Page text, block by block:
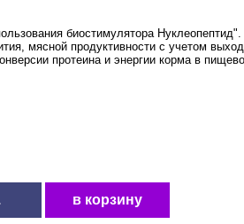
биостимулятора Нуклеопептид".
мясной продуктивности с учетом
протеина и энергии корма в
в корзину